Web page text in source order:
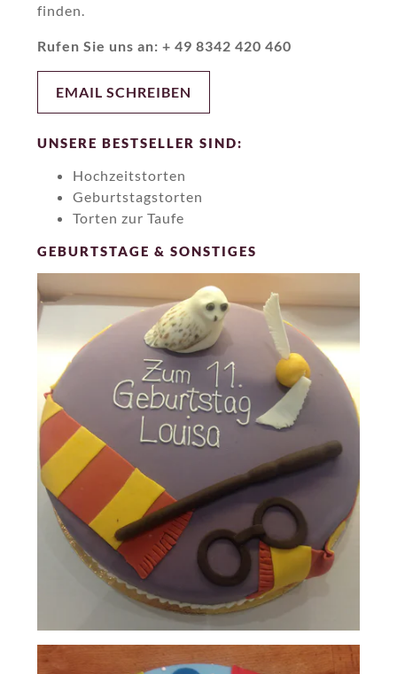
finden.
Rufen Sie uns an: + 49 8342 420 460
EMAIL SCHREIBEN
UNSERE BESTSELLER SIND:
Hochzeitstorten
Geburtstagstorten
Torten zur Taufe
GEBURTSTAGE & SONSTIGES